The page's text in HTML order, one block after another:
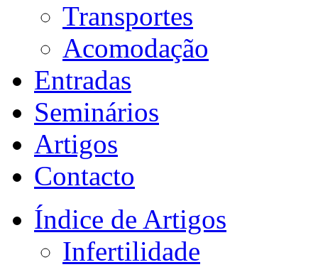
Transportes
Acomodação
Entradas
Seminários
Artigos
Contacto
Índice de Artigos
Infertilidade